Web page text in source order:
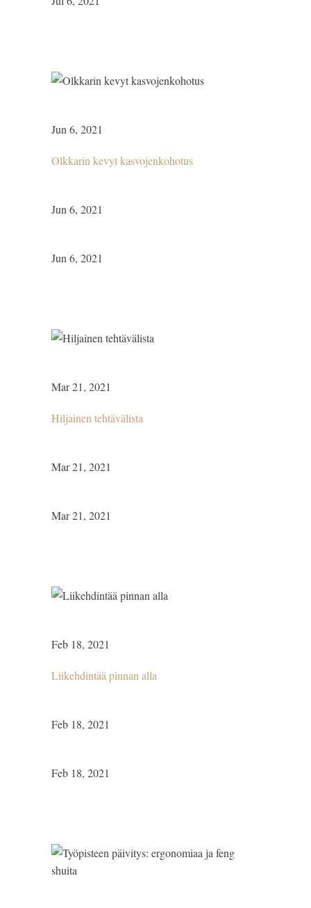
Jun 6, 2021
Olkkarin kevyt kasvojenkohotus
Jun 6, 2021
Jun 6, 2021
Mar 21, 2021
Hiljainen tehtävälista
Mar 21, 2021
Mar 21, 2021
Feb 18, 2021
Liikehdintää pinnan alla
Feb 18, 2021
Feb 18, 2021